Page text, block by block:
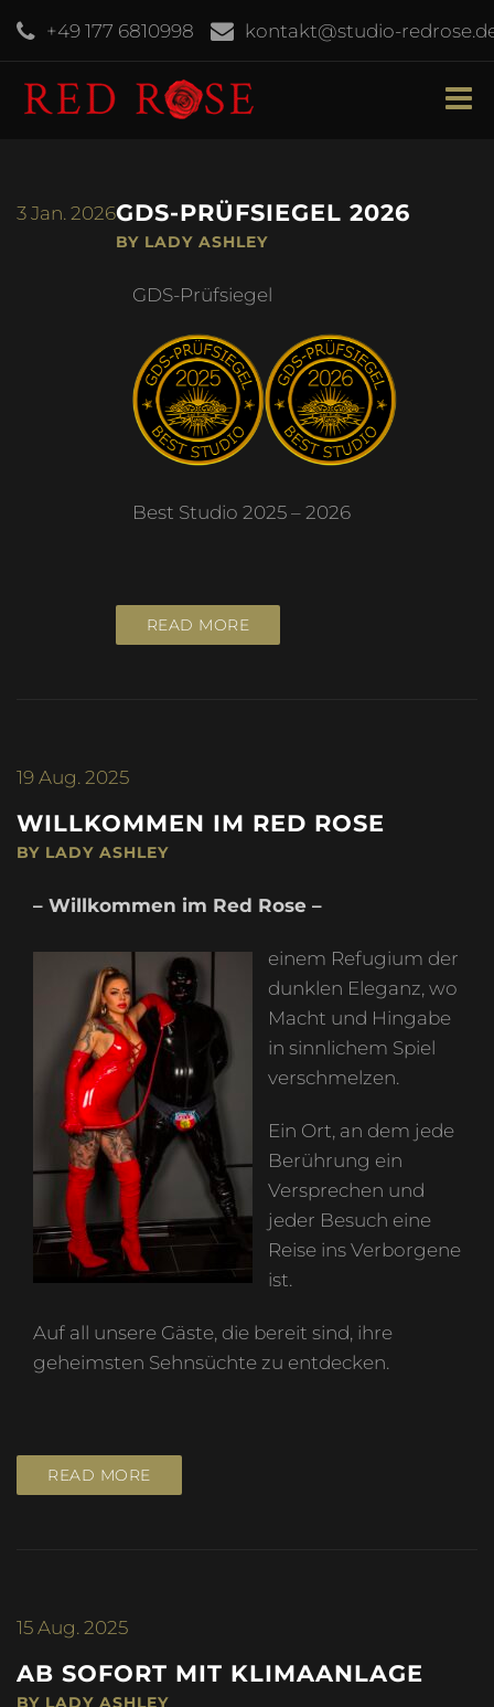
+49 177 6810998 kontakt@studio-
3 Jan. 2026GDS-PRÜFSIEGEL 2026
BY LADY ASHLEY
GDS-Prüfsiegel
Best Studio 2025 – 2026
READ MORE
19 Aug. 2025
WILLKOMMEN IM RED ROSE
BY LADY ASHLEY
– Willkommen im Red Rose –
einem Refugium der
dunklen Eleganz, wo
Macht und Hingabe
in sinnlichem Spiel
verschmelzen.
Ein Ort, an dem jede
Berührung ein
Versprechen und
jeder Besuch eine
Reise ins Verborgene
ist.
Auf all unsere Gäste, die bereit sind, ihre
geheimsten Sehnsüchte zu entdecken.
READ MORE
15 Aug. 2025
AB SOFORT MIT KLIMAANLAGE
BY LADY ASHLEY